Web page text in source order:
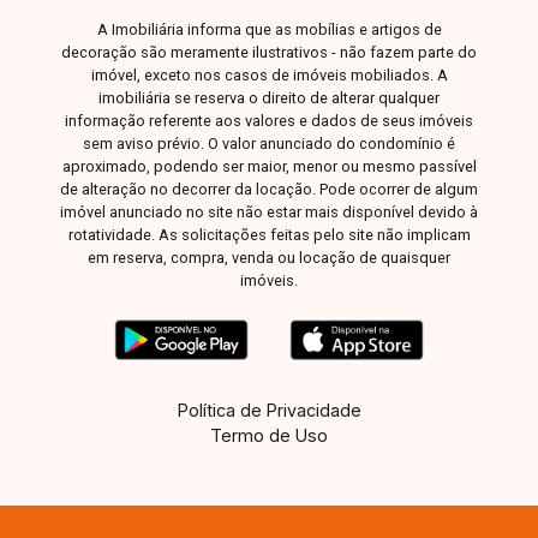
A Imobiliária informa que as mobílias e artigos de
decoração são meramente ilustrativos - não fazem parte do
imóvel, exceto nos casos de imóveis mobiliados. A
imobiliária se reserva o direito de alterar qualquer
informação referente aos valores e dados de seus imóveis
sem aviso prévio. O valor anunciado do condomínio é
aproximado, podendo ser maior, menor ou mesmo passível
de alteração no decorrer da locação. Pode ocorrer de algum
imóvel anunciado no site não estar mais disponível devido à
rotatividade. As solicitações feitas pelo site não implicam
em reserva, compra, venda ou locação de quaisquer
imóveis.
Política de Privacidade
Termo de Uso